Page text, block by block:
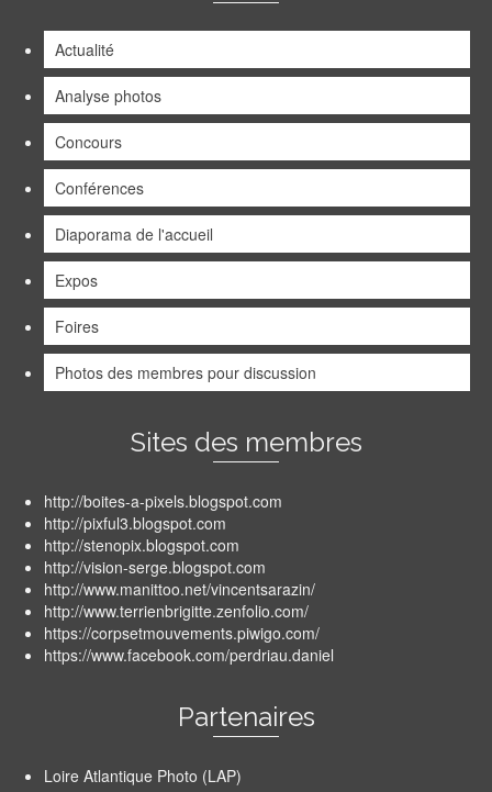
Actualité
Analyse photos
Concours
Conférences
Diaporama de l'accueil
Expos
Foires
Photos des membres pour discussion
Sites des membres
http://boites-a-pixels.blogspot.com
http://pixful3.blogspot.com
http://stenopix.blogspot.com
http://vision-serge.blogspot.com
http://www.manittoo.net/vincentsarazin/
http://www.terrienbrigitte.zenfolio.com/
https://corpsetmouvements.piwigo.com/
https://www.facebook.com/perdriau.daniel
Partenaires
Loire Atlantique Photo (LAP)